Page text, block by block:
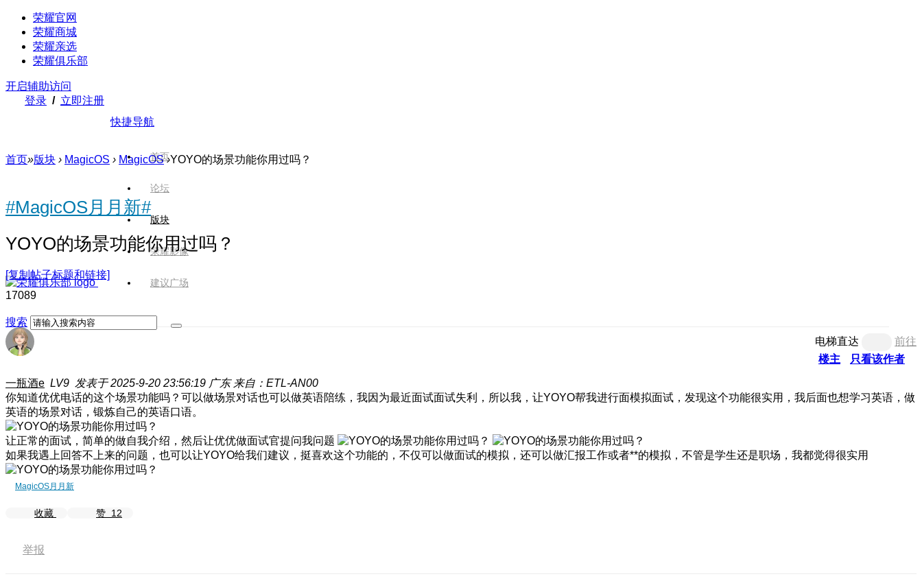
荣耀官网
荣耀商城
荣耀亲选
荣耀俱乐部
开启辅助访问
登录 / 立即注册
快捷导航
首页
论坛
版块
荣耀影像
建议广场
搜索
首页»版块 › MagicOS › MagicOS ›YOYO的场景功能你用过吗？
#MagicOS月月新#
YOYO的场景功能你用过吗？
[复制帖子标题和链接]
17089
电梯直达
前往
楼主
只看该作者
一瓶酒e LV9 发表于 2025-9-20 23:56:19 广东 来自：ETL-AN00
你知道优优电话的这个场景功能吗？可以做场景对话也可以做英语陪练，我因为最近面试面试失利，所以我，让YOYO帮我进行面模拟面试，发现这个功能很实用，我后面也想学习英语，做
英语的场景对话，锻炼自己的英语口语。
让正常的面试，简单的做自我介绍，然后让优优做面试官提问我问题
如果我遇上回答不上来的问题，也可以让YOYO给我们建议，挺喜欢这个功能的，不仅可以做面试的模拟，还可以做汇报工作或者**的模拟，不管是学生还是职场，我都觉得很实用
MagicOS月月新
收藏 赞 12
举报